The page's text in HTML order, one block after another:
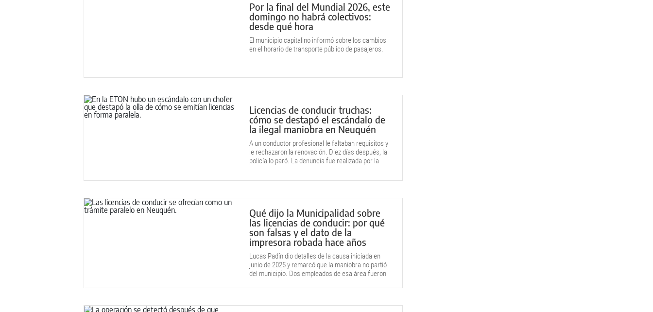
Por la final del Mundial 2026, este
domingo no habrá colectivos:
desde qué hora
El municipio capitalino informó sobre los cambios
en el horario de transporte público de pasajeros.
Licencias de conducir truchas:
cómo se destapó el escándalo de
la ilegal maniobra en Neuquén
A un conductor profesional le faltaban requisitos y
le rechazaron la renovación. Diez días después, la
policía lo paró. La denuncia fue realizada por la
Qué dijo la Municipalidad sobre
las licencias de conducir: por qué
son falsas y el dato de la
impresora robada hace años
Lucas Padín dio detalles de la causa iniciada en
junio de 2025 y remarcó que la maniobra no partió
del municipio. Dos empleados de esa área fueron